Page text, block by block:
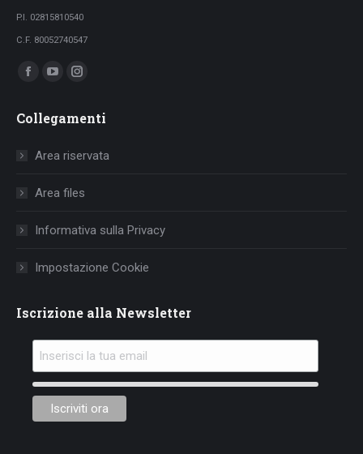
P.I. 02815810540
C.F. 80052740547
Ci puoi trovare su:
Facebook
opens
window
YouTube
opens
window
Instagram
opens
Collegamenti
Area riservata
Area files
Informativa sulla Privacy
Impostazione Cookie
Iscrizione alla Newsletter